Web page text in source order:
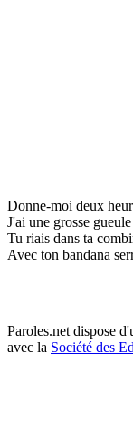
Donne-moi deux
J'ai une grosse
Tu riais dans ta
Avec ton bandana
Paroles.net dispose
avec la Société des